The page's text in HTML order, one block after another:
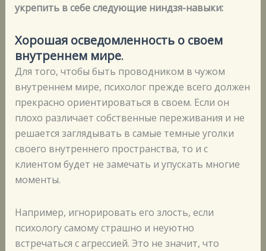
укрепить в себе следующие ниндзя-навыки:
Хорошая осведомленность о своем
внутреннем мире.
Для того, чтобы быть проводником в чужом
внутреннем мире, психолог прежде всего должен
прекрасно ориентироваться в своем. Если он
плохо различает собственные переживания и не
решается заглядывать в самые темные уголки
своего внутреннего пространства, то и с
клиентом будет не замечать и упускать многие
моменты.
Например, игнорировать его злость, если
психологу самому страшно и неуютно
встречаться с агрессией. Это не значит, что